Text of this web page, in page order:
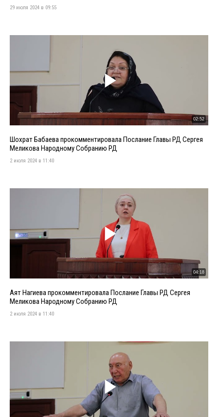
29 июля 2024 в 09:55
02:52
Шохрат Бабаева прокомментировала Послание Главы РД Сергея
Меликова Народному Собранию РД
2 июля 2024 в 11:40
04:18
Аят Нагиева прокомментировала Послание Главы РД Сергея
Меликова Народному Собранию РД
2 июля 2024 в 11:40